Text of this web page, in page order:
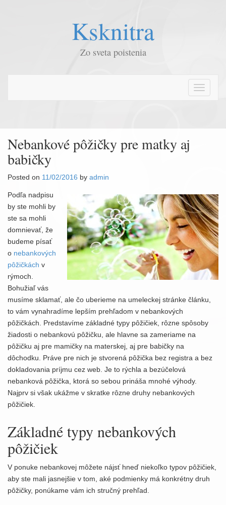
Ksknitra
Zo sveta poistenia
T
i
g
a
t
i
n
Nebankové pôžičky pre matky aj
babičky
Posted on 11/02/2016 by admin
Podľa nadpisu
by ste mohli by
ste sa mohli
domnievať, že
budeme písať
o nebankových
pôžičkách v
rýmoch.
Bohužiaľ vás
musíme sklamať, ale čo uberieme na umeleckej stránke článku,
to vám vynahradíme lepším prehľadom v nebankových
pôžičkách. Predstavíme základné typy pôžičiek, rôzne spôsoby
žiadosti o nebankovú pôžičku, ale hlavne sa zameriame na
pôžičku aj pre mamičky na materskej, aj pre babičky na
dôchodku. Práve pre nich je stvorená pôžička bez registra a bez
dokladovania príjmu cez web. Je to rýchla a bezúčelová
nebanková pôžička, ktorá so sebou prináša mnohé výhody.
Najprv si však ukážme v skratke rôzne druhy nebankových
pôžičiek.
Základné typy nebankových
pôžičiek
V ponuke nebankovej môžete nájsť hneď niekoľko typov pôžičiek,
aby ste mali jasnejšie v tom, aké podmienky má konkrétny druh
pôžičky, ponúkame vám ich stručný prehľad.